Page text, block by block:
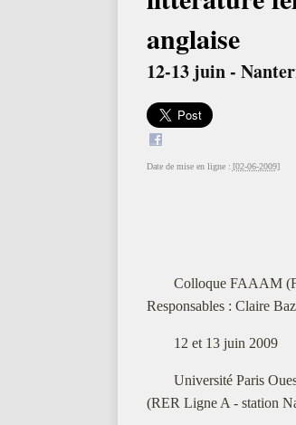
anglaise
12-13 juin -
Date de mise en ligne : [02-06-2009]
Colloque FAAAM
Responsables : Claire
12 et 13 juin 2009
Université Paris
(RER Ligne A - station